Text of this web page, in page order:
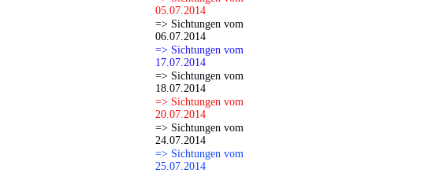
05.07.2014
=> Sichtungen vom
06.07.2014
=> Sichtungen vom
17.07.2014
=> Sichtungen vom
18.07.2014
=> Sichtungen vom
20.07.2014
=> Sichtungen vom
24.07.2014
=> Sichtungen vom
25.07.2014